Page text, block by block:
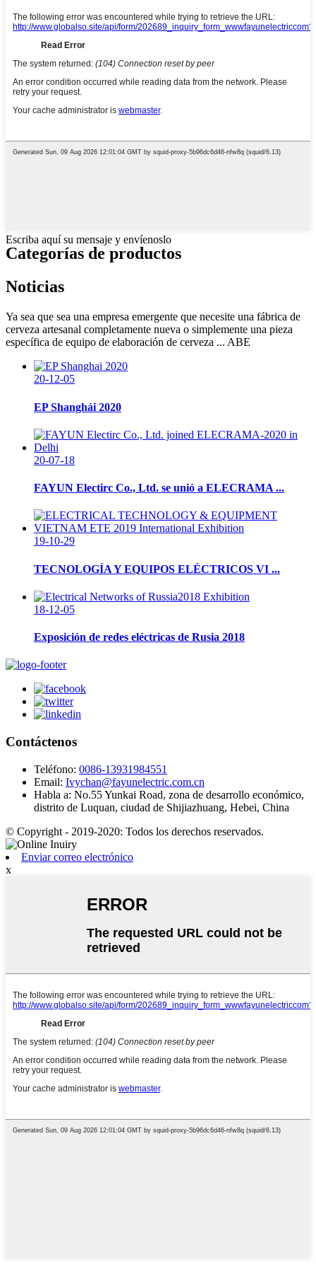
Escriba aquí su mensaje y envíenoslo
Categorías de productos
Noticias
Ya sea que sea una empresa emergente que necesite una fábrica de
cerveza artesanal completamente nueva o simplemente una pieza
específica de equipo de elaboración de cerveza ... ABE
20-12-05
EP Shanghái 2020
20-07-18
FAYUN Electirc Co., Ltd. se unió a ELECRAMA ...
19-10-29
TECNOLOGÍA Y EQUIPOS ELÉCTRICOS VI ...
18-12-05
Exposición de redes eléctricas de Rusia 2018
Contáctenos
Teléfono: 0086-13931984551
Email: Ivychan@fayunelectric.com.cn
Habla a: No.55 Yunkai Road, zona de desarrollo económico,
distrito de Luquan, ciudad de Shijiazhuang, Hebei, China
© Copyright - 2019-2020: Todos los derechos reservados.
Enviar correo electrónico
x